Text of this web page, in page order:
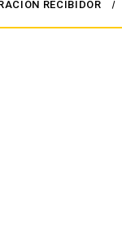
RECIBIDOR